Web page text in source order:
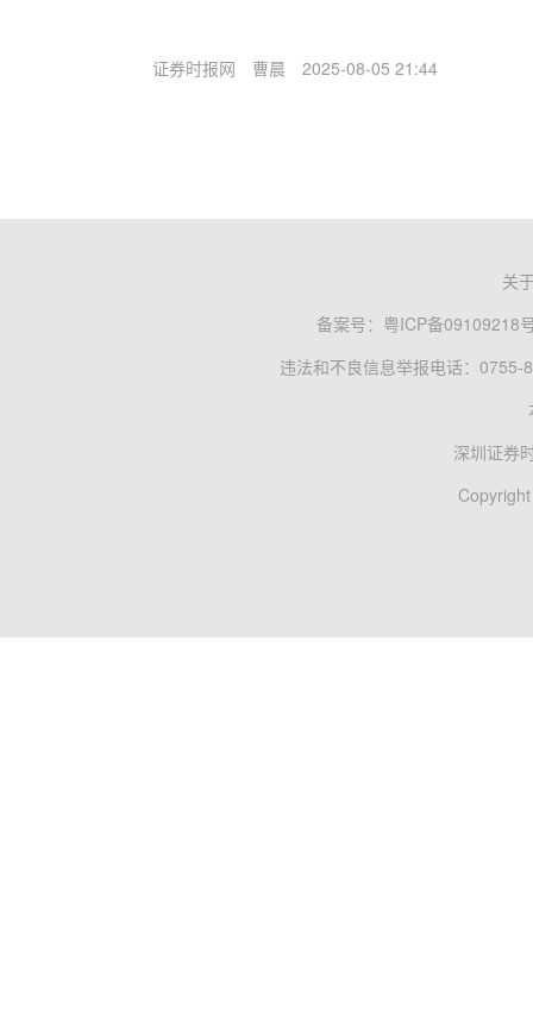
证券时报网 曹晨 2025-08-05 21:44
关
备案号： 粤ICP备09109218
违法和不良信息举报电话：0755-
深圳证券